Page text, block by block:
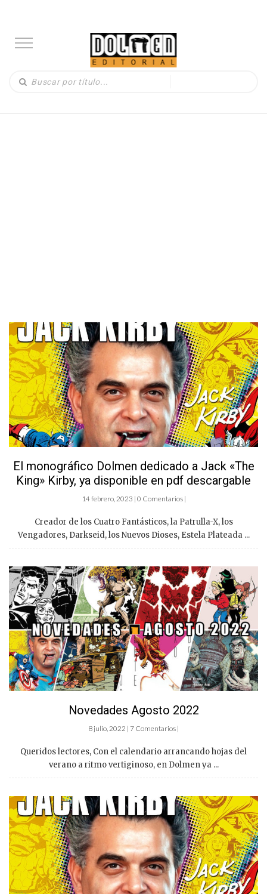
El monográfico Dolmen dedicado a Jack «The
King» Kirby, ya disponible en pdf descargable
14 febrero, 2023 | 0 Comentarios |
Creador de los Cuatro Fantásticos, la Patrulla-X, los
Vengadores, Darkseid, los Nuevos Dioses, Estela Plateada ...
Novedades Agosto 2022
8 julio, 2022 | 7 Comentarios |
Queridos lectores, Con el calendario arrancando hojas del
verano a ritmo vertiginoso, en Dolmen ya ...